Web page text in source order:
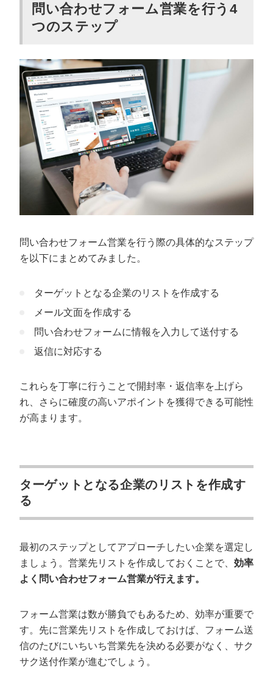
問い合わせフォーム営業を行う4
つのステップ
問い合わせフォーム営業を行う際の具体的なステップ
を以下にまとめてみました。
ターゲットとなる企業のリストを作成する
メール文面を作成する
問い合わせフォームに情報を入力して送付する
返信に対応する
これらを丁寧に行うことで開封率・返信率を上げら
れ、さらに確度の高いアポイントを獲得できる可能性
が高まります。
ターゲットとなる企業のリストを作成す
る
最初のステップとしてアプローチしたい企業を選定し
ましょう。営業先リストを作成しておくことで、 効率
よく問い合わせフォーム営業が行えます。
フォーム営業は数が勝負でもあるため、効率が重要で
す。先に営業先リストを作成しておけば、フォーム送
信のたびにいちいち営業先を決める必要がなく、サク
サク送付作業が進むでしょう。